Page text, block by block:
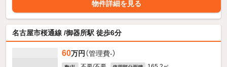
物件詳細を見る
名古屋市桜通線 /御器所駅 徒歩6分
60万円 （管理費-）